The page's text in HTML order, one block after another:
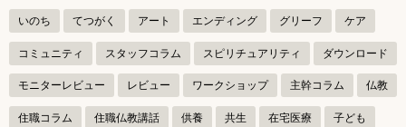
いのち てつがく アート エンディング グリーフ ケア
コミュニティ スタッフコラム スピリチュアリティ ダウンロード
モニターレビュー レビュー ワークショップ 主幹コラム 仏教
住職コラム 住職仏教講話 供養 共生 在宅医療 子ども